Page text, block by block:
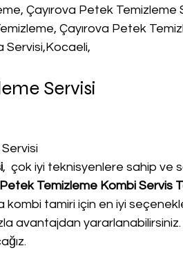
Çayırova Petek Temizleme
Çayırova Petek
Servisi,Kocaeli,
Servisi
,  çok iyi teknisyenlere sahip ve
Petek Temizleme Kombi Servis
kombi tamiri için en iyi
avantajdan yararlanabilirsiniz.